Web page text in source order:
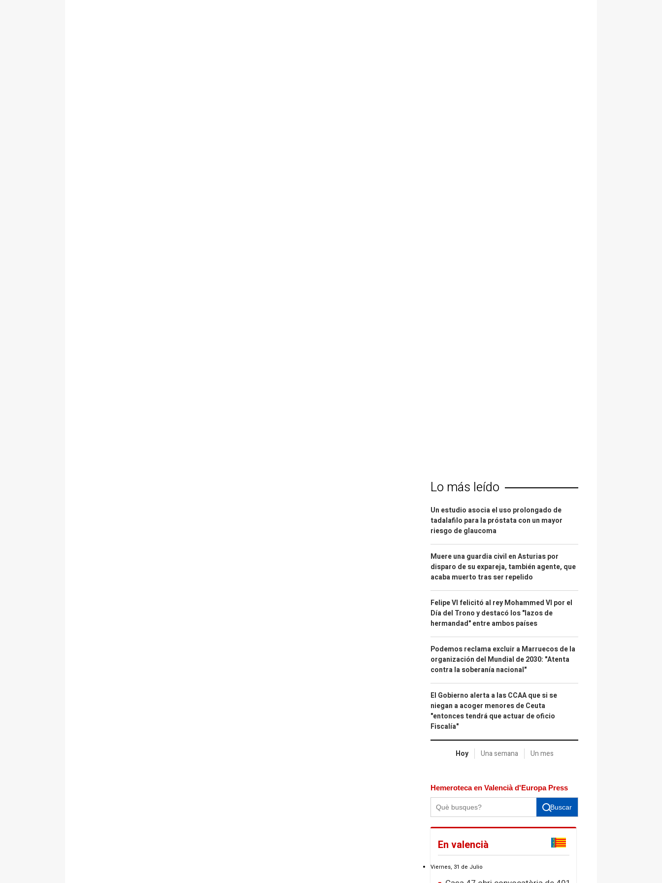
Lo más leído
Un estudio asocia el uso prolongado de
tadalafilo para la próstata con un mayor
riesgo de glaucoma
Muere una guardia civil en Asturias por
disparo de su expareja, también agente, que
acaba muerto tras ser repelido
Felipe VI felicitó al rey Mohammed VI por el
Día del Trono y destacó los "lazos de
hermandad" entre ambos países
Podemos reclama excluir a Marruecos de la
organización del Mundial de 2030: "Atenta
contra la soberanía nacional"
El Gobierno alerta a las CCAA que si se
niegan a acoger menores de Ceuta
"entonces tendrá que actuar de oficio
Fiscalía"
Hoy Una semana Un mes
Hemeroteca en Valencià d'Europa Press
Buscar
En valencià
Viernes, 31 de Julio